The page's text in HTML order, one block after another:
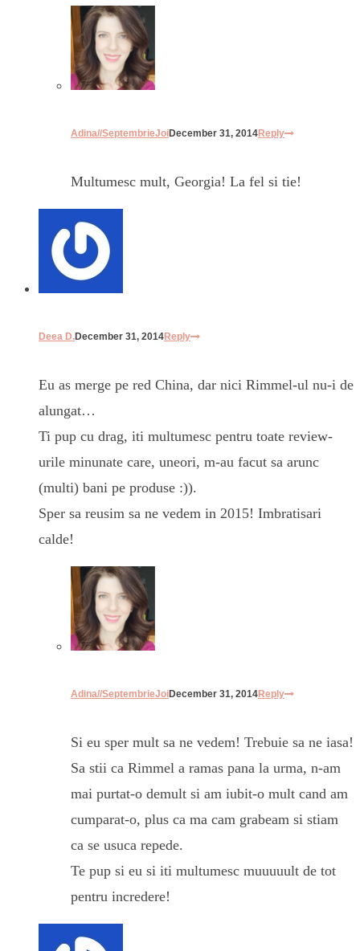
Adina//SeptembrieJoiDecember 31, 2014Reply
Multumesc mult, Georgia! La fel si tie!
Deea D.December 31, 2014Reply
Eu as merge pe red China, dar nici Rimmel-ul nu-i de
alungat…
Ti pup cu drag, iti multumesc pentru toate review-
urile minunate care, uneori, m-au facut sa arunc
(multi) bani pe produse :)).
Sper sa reusim sa ne vedem in 2015! Imbratisari
calde!
Adina//SeptembrieJoiDecember 31, 2014Reply
Si eu sper mult sa ne vedem! Trebuie sa ne iasa!
Sa stii ca Rimmel a ramas pana la urma, n-am
mai purtat-o demult si am iubit-o mult cand am
cumparat-o, plus ca ma cam grabeam si stiam
ca se usuca repede.
Te pup si eu si iti multumesc muuuuult de tot
pentru incredere!